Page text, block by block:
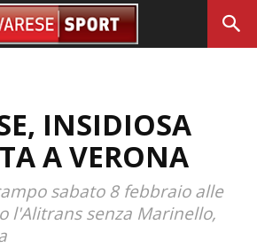
INSIDIOSA
A VERONA
sabato 8 febbraio alle
l'Alitrans senza Marinello,